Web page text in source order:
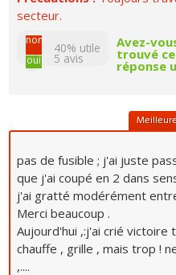
secteur.
non
oui
40% utile
5 avis
Avez-
trouvé
réponse
pas de fusible ; j'ai juste
que j'ai coupé en 2 dans
j'ai gratté modérément
Merci beaucoup .
Aujourd'hui ,:j'ai crié victoire
chauffe , grille , mais trop !
,....